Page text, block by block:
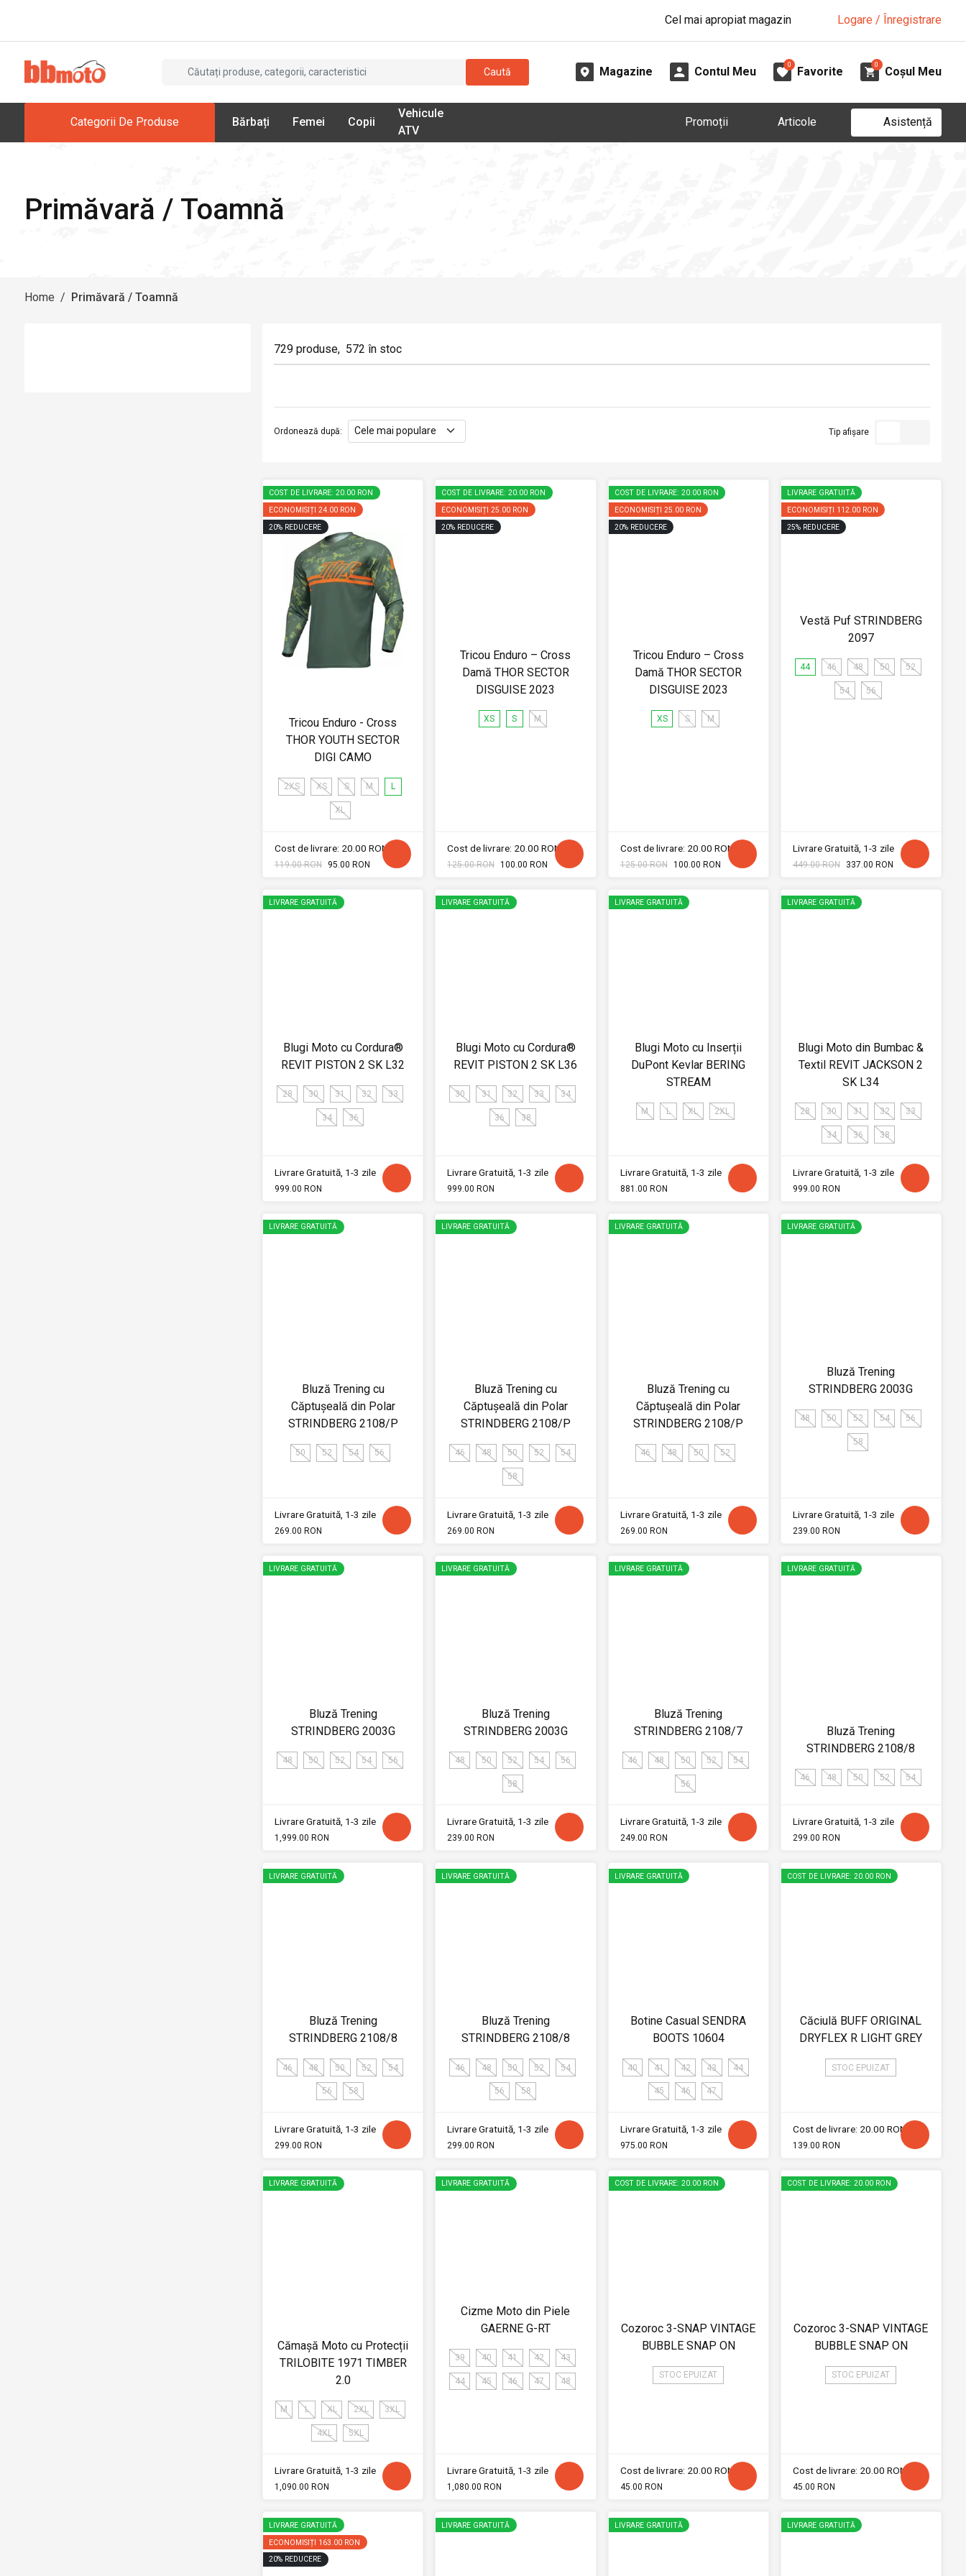
Cel mai apropiat magazin Logare / Înregistrare
Caută Magazine Contul Meu
0
Favorite
0
Coșul Meu
Categorii De Produse Bărbați Femei Copii
Vehicule
ATV
Promoții Articole Asistență
Primăvară / Toamnă
Home / Primăvară / Toamnă
729 produse, 572 în stoc
Ordonează după: Tip afișare
COST DE LIVRARE: 20.00 RON
ECONOMISIȚI 24.00 RON
20% REDUCERE
Tricou Enduro - Cross
THOR YOUTH SECTOR
DIGI CAMO
2XS XS S M L
XL
Cost de livrare: 20.00 RON
119.00 RON 95.00 RON
COST DE LIVRARE: 20.00 RON
ECONOMISIȚI 25.00 RON
20% REDUCERE
Tricou Enduro – Cross
Damă THOR SECTOR
DISGUISE 2023
XS S M
Cost de livrare: 20.00 RON
125.00 RON 100.00 RON
COST DE LIVRARE: 20.00 RON
ECONOMISIȚI 25.00 RON
20% REDUCERE
Tricou Enduro – Cross
Damă THOR SECTOR
DISGUISE 2023
XS S M
Cost de livrare: 20.00 RON
125.00 RON 100.00 RON
LIVRARE GRATUITĂ
ECONOMISIȚI 112.00 RON
25% REDUCERE
Vestă Puf STRINDBERG
2097
44 46 48 50 52
54 56
Livrare Gratuită, 1-3 zile
449.00 RON 337.00 RON
LIVRARE GRATUITĂ
Blugi Moto cu Cordura®
REVIT PISTON 2 SK L32
28 30 31 32 33
34 36
Livrare Gratuită, 1-3 zile
999.00 RON
LIVRARE GRATUITĂ
Blugi Moto cu Cordura®
REVIT PISTON 2 SK L36
30 31 32 33 34
36 38
Livrare Gratuită, 1-3 zile
999.00 RON
LIVRARE GRATUITĂ
Blugi Moto cu Inserții
DuPont Kevlar BERING
STREAM
M L XL 2XL
Livrare Gratuită, 1-3 zile
881.00 RON
LIVRARE GRATUITĂ
Blugi Moto din Bumbac &
Textil REVIT JACKSON 2
SK L34
28 30 31 32 33
34 36 38
Livrare Gratuită, 1-3 zile
999.00 RON
LIVRARE GRATUITĂ
Bluză Trening cu
Căptușeală din Polar
STRINDBERG 2108/P
50 52 54 56
Livrare Gratuită, 1-3 zile
269.00 RON
LIVRARE GRATUITĂ
Bluză Trening cu
Căptușeală din Polar
STRINDBERG 2108/P
46 48 50 52 54
58
Livrare Gratuită, 1-3 zile
269.00 RON
LIVRARE GRATUITĂ
Bluză Trening cu
Căptușeală din Polar
STRINDBERG 2108/P
46 48 50 52
Livrare Gratuită, 1-3 zile
269.00 RON
LIVRARE GRATUITĂ
Bluză Trening
STRINDBERG 2003G
48 50 52 54 56
58
Livrare Gratuită, 1-3 zile
239.00 RON
LIVRARE GRATUITĂ
Bluză Trening
STRINDBERG 2003G
48 50 52 54 56
Livrare Gratuită, 1-3 zile
1,999.00 RON
LIVRARE GRATUITĂ
Bluză Trening
STRINDBERG 2003G
48 50 52 54 56
58
Livrare Gratuită, 1-3 zile
239.00 RON
LIVRARE GRATUITĂ
Bluză Trening
STRINDBERG 2108/7
46 48 50 52 54
56
Livrare Gratuită, 1-3 zile
249.00 RON
LIVRARE GRATUITĂ
Bluză Trening
STRINDBERG 2108/8
46 48 50 52 54
Livrare Gratuită, 1-3 zile
299.00 RON
LIVRARE GRATUITĂ
Bluză Trening
STRINDBERG 2108/8
46 48 50 52 54
56 58
Livrare Gratuită, 1-3 zile
299.00 RON
LIVRARE GRATUITĂ
Bluză Trening
STRINDBERG 2108/8
46 48 50 52 54
56 58
Livrare Gratuită, 1-3 zile
299.00 RON
LIVRARE GRATUITĂ
Botine Casual SENDRA
BOOTS 10604
40 41 42 43 44
45 46 47
Livrare Gratuită, 1-3 zile
975.00 RON
COST DE LIVRARE: 20.00 RON
Căciulă BUFF ORIGINAL
DRYFLEX R LIGHT GREY
STOC EPUIZAT
Cost de livrare: 20.00 RON
139.00 RON
LIVRARE GRATUITĂ
Cămașă Moto cu Protecții
TRILOBITE 1971 TIMBER
2.0
M L XL 2XL 3XL
4XL 5XL
Livrare Gratuită, 1-3 zile
1,090.00 RON
LIVRARE GRATUITĂ
Cizme Moto din Piele
GAERNE G-RT
39 40 41 42 43
44 45 46 47 48
Livrare Gratuită, 1-3 zile
1,080.00 RON
COST DE LIVRARE: 20.00 RON
Cozoroc 3-SNAP VINTAGE
BUBBLE SNAP ON
STOC EPUIZAT
Cost de livrare: 20.00 RON
45.00 RON
COST DE LIVRARE: 20.00 RON
Cozoroc 3-SNAP VINTAGE
BUBBLE SNAP ON
STOC EPUIZAT
Cost de livrare: 20.00 RON
45.00 RON
LIVRARE GRATUITĂ
ECONOMISIȚI 163.00 RON
20% REDUCERE
LIVRARE GRATUITĂ LIVRARE GRATUITĂ LIVRARE GRATUITĂ